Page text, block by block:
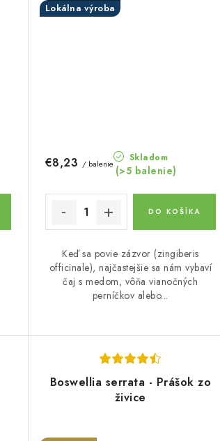
Lokálna výroba
Skladom
(>5 balenie)
€8,23 / balenie
DO KOŠÍKA
Keď sa povie zázvor (zingiberis
officinale), najčastejšie sa nám vybaví
čaj s medom, vôňa vianočných
perníčkov alebo...
Boswellia serrata - Prášok zo
živice